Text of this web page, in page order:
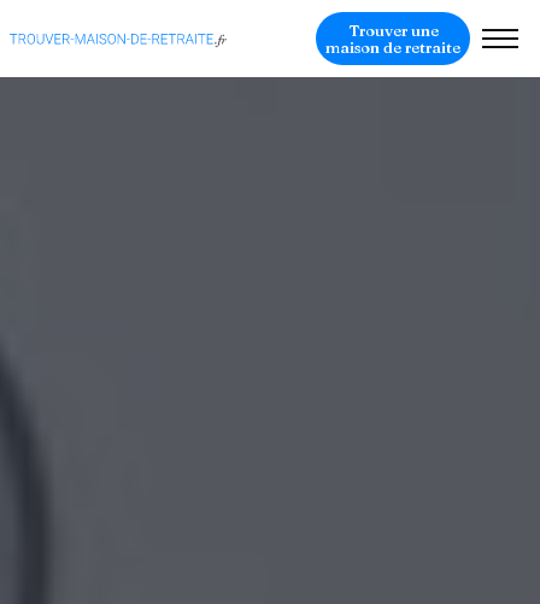
Trouver une
maison de retraite